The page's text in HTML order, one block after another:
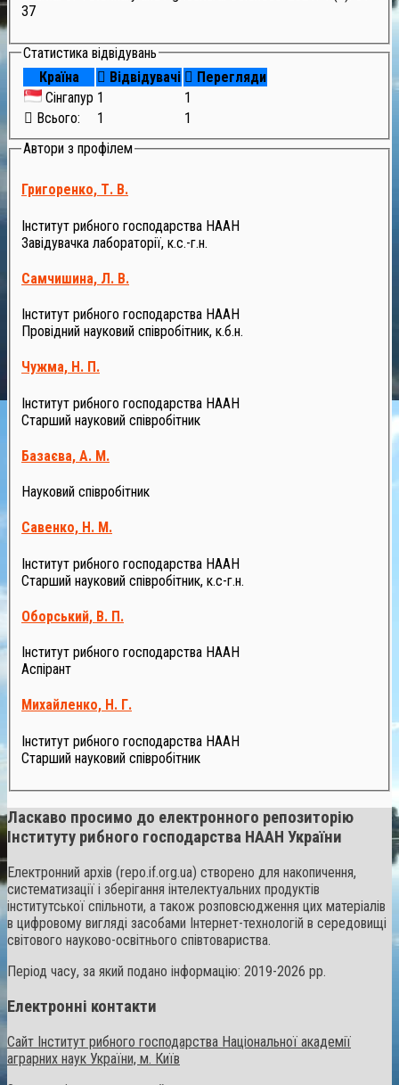
37
Статистика відвідувань
Країна
Відвідувачі
Перегляди
Сінгапур 1
1
Всього:
1
1
Автори з профілем
Григоренко, Т. В.
Інститут рибного господарства НААН
Завідувачка лабораторії, к.с.-г.н.
Самчишина, Л. В.
Інститут рибного господарства НААН
Провідний науковий співробітник, к.б.н.
Чужма, Н. П.
Інститут рибного господарства НААН
Старший науковий співробітник
Базаєва, А. М.
Науковий співробітник
Савенко, Н. М.
Інститут рибного господарства НААН
Старший науковий співробітник, к.с-г.н.
Оборський, В. П.
Інститут рибного господарства НААН
Аспірант
Михайленко, Н. Г.
Інститут рибного господарства НААН
Старший науковий співробітник
Ласкаво просимо до електронного репозиторію
Інституту рибного господарства НААН України
Електронний архів (repo.if.org.ua) створено для накопичення,
систематизації і зберігання інтелектуальних продуктів
інститутської спільноти, а також розповсюдження цих матеріалів
в цифровому вигляді засобами Інтернет-технологій в середовищі
світового науково-освітнього співтовариства.
Період часу, за який подано інформацію: 2019-2026 рр.
Електронні контакти
Сайт Інститут рибного господарства Національної академії
аграрних наук України, м. Київ